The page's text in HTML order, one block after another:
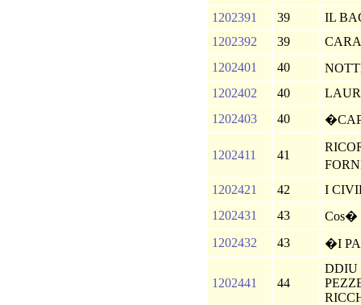
1202391
39
IL
1202392
39
1202401
40
1202402
40
1202403
40
1202411 41
1202421
42
I
1202431
43
Cos�
1202432
43 �I
1202441 44
DDIU